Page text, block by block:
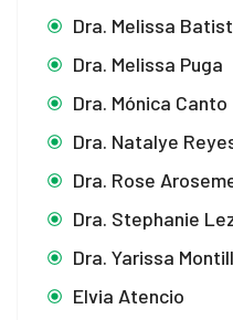
Dra. Melissa
Dra. Melissa Puga
Dra. Mónica Canto
Dra. Natalye
Dra. Rose
Dra. Stephanie
Dra. Yarissa
Elvia Atencio